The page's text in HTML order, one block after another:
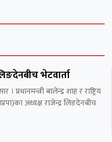
भेटवार्ता
प्रधानमन्त्री बालेन्द्र शाह र राष्ट्रिय
अध्यक्ष राजेन्द्र लिङदेनबीच